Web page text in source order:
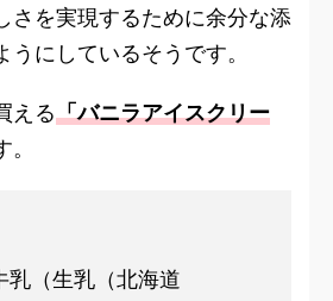
さを実現するために余分な添
うにしているそうです。
える「バニラアイスクリー
乳（生乳（北海道